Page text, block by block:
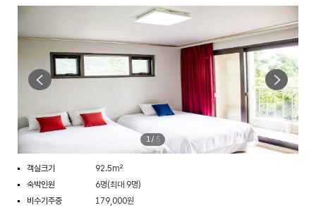
1/ 5
객실크기
92.5m²
숙박인원
6명(최대 9명)
비수기주중
179,000원